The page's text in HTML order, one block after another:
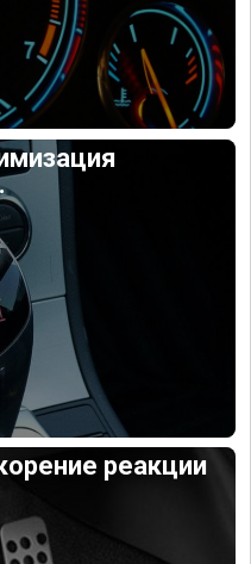
реакции